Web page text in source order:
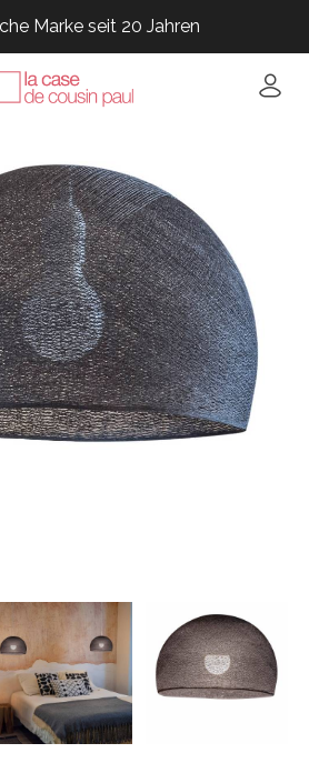
Marke seit 20 Jahren
Marke seit 20 Jahren
Marke seit 20 Jahren